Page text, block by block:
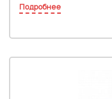
Подробнее